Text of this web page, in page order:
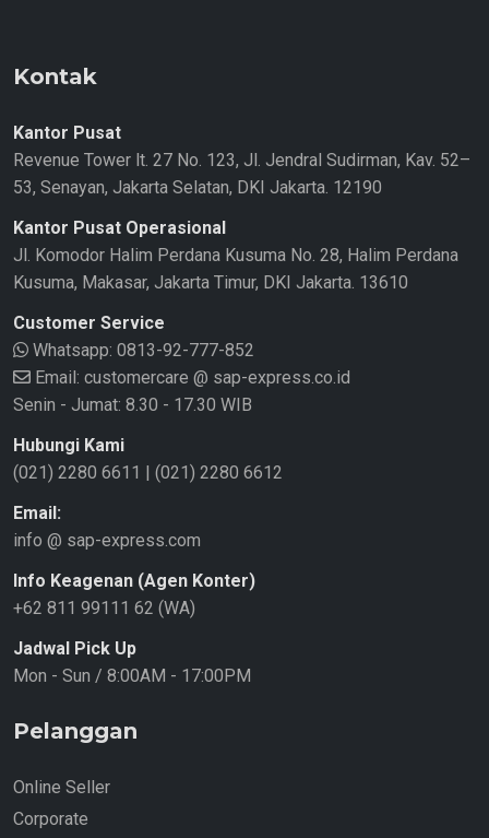
Kontak
Kantor Pusat
Revenue Tower lt. 27 No. 123, Jl. Jendral Sudirman, Kav. 52–
53, Senayan, Jakarta Selatan, DKI Jakarta. 12190
Kantor Pusat Operasional
Jl. Komodor Halim Perdana Kusuma No. 28, Halim Perdana
Kusuma, Makasar, Jakarta Timur, DKI Jakarta. 13610
Customer Service
Whatsapp: 0813-92-777-852
Email: customercare @ sap-express.co.id
Senin - Jumat: 8.30 - 17.30 WIB
Hubungi Kami
(021) 2280 6611 | (021) 2280 6612
Email:
info @ sap-express.com
Info Keagenan (Agen Konter)
+62 811 99111 62 (WA)
Jadwal Pick Up
Mon - Sun / 8:00AM - 17:00PM
Pelanggan
Online Seller
Corporate